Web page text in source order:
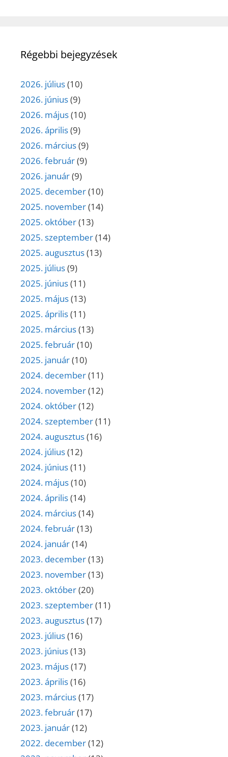
Régebbi bejegyzések
2026. július(10)
2026. június(9)
2026. május(10)
2026. április(9)
2026. március(9)
2026. február(9)
2026. január(9)
2025. december(10)
2025. november(14)
2025. október(13)
2025. szeptember(14)
2025. augusztus(13)
2025. július(9)
2025. június(11)
2025. május(13)
2025. április(11)
2025. március(13)
2025. február(10)
2025. január(10)
2024. december(11)
2024. november(12)
2024. október(12)
2024. szeptember(11)
2024. augusztus(16)
2024. július(12)
2024. június(11)
2024. május(10)
2024. április(14)
2024. március(14)
2024. február(13)
2024. január(14)
2023. december(13)
2023. november(13)
2023. október(20)
2023. szeptember(11)
2023. augusztus(17)
2023. július(16)
2023. június(13)
2023. május(17)
2023. április(16)
2023. március(17)
2023. február(17)
2023. január(12)
2022. december(12)